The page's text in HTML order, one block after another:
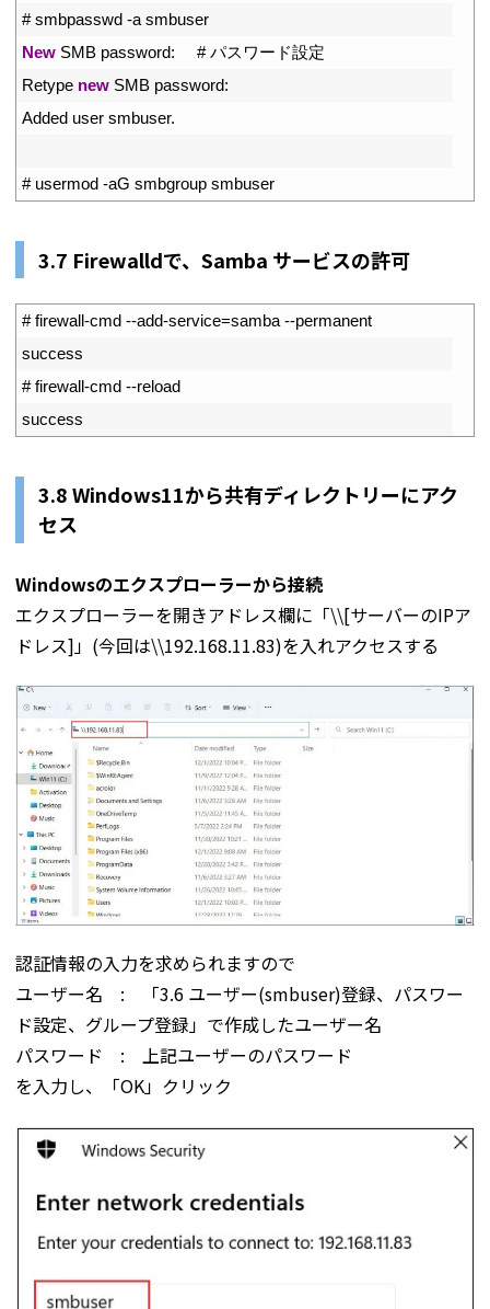
# smbpasswd -a smbuser
New SMB password:
# パスワード設定
Retype new SMB password:
Added user smbuser.
# usermod -aG smbgroup smbuser
3.7 Firewalldで、Samba サービスの許可
# firewall-cmd --add-service=samba --permanent
success
# firewall-cmd --reload
success
3.8 Windows11から共有ディレクトリーにアク
セス
Windowsのエクスプローラーから接続
エクスプローラーを開きアドレス欄に「\\[サーバーのIPア
ドレス]」(今回は\\192.168.11.83)を入れアクセスする
認証情報の入力を求められますので
ユーザー名 : 「3.6 ユーザー(smbuser)登録、パスワー
ド設定、グループ登録」で作成したユーザー名
パスワード : 上記ユーザーのパスワード
を入力し、「OK」クリック